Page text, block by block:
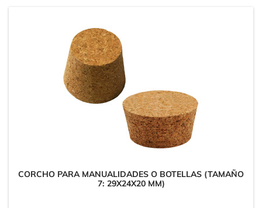
CORCHO PARA MANUALIDADES O BOTELLAS (TAMAÑO
7: 29X24X20 MM)